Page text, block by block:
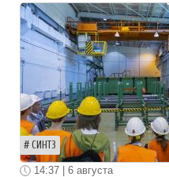
СИНТЗ
14:37 | 6 августа